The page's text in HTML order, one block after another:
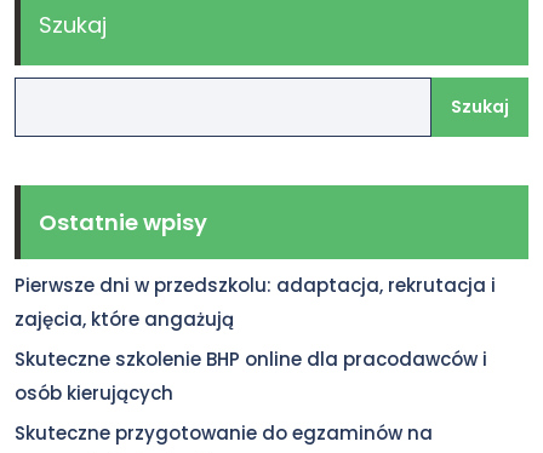
Szukaj
Szukaj
Ostatnie wpisy
Pierwsze dni w przedszkolu: adaptacja, rekrutacja i
zajęcia, które angażują
Skuteczne szkolenie BHP online dla pracodawców i
osób kierujących
Skuteczne przygotowanie do egzaminów na